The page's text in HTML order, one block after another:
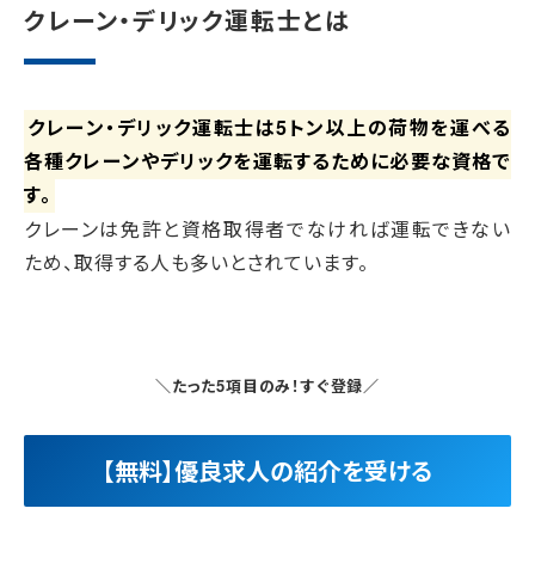
クレーン・デリック運転士とは
クレーン・デリック運転士は5トン以上の荷物を運べる
各種クレーンやデリックを運転するために必要な資格で
す。
クレーンは免許と資格取得者でなければ運転できない
ため、取得する人も多いとされています。
＼たった5項目のみ！すぐ登録／
【無料】優良求人の紹介を受ける